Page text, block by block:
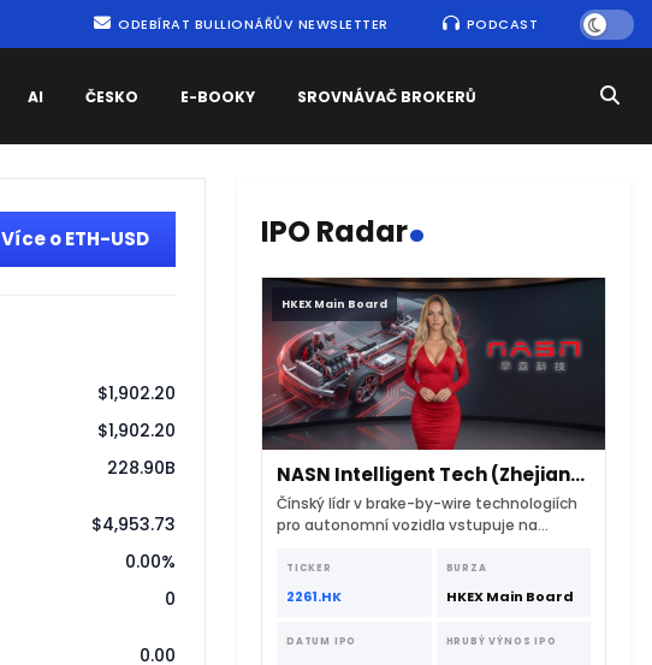
ODEBÍRAT BULLIONÁŘŮV NEWSLETTER PODCAST
AI ČESKO E-BOOKY SROVNÁVAČ BROKERŮ
Více o ETH-USD
$1,902.20
$1,902.20
228.90B
$4,953.73
0.00%
0
0.00
IPO Radar.
HKEX Main Board
NASN Intelligent Tech (Zhejiang)
Čínský lídr v brake-by-wire technologiích
pro autonomní vozidla vstupuje na
podporou CATL a Hillhouse Investment.
TICKER
2261.HK
BURZA
HKEX Main Board
DATUM IPO HRUBÝ VÝNOS IPO